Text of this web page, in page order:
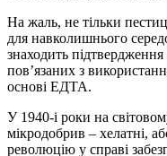
На жаль, не тільки
для навколишнього
знаходить
пов’язаних з
основі ЕДТА.
У 1940-і роки на
мікродобрив – хелатні,
революцію у справі